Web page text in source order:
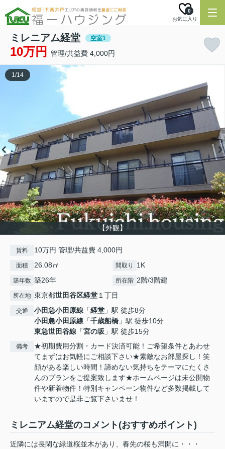
お気に入り
0
ミレニアム経堂 空室1
10万円 管理/共益費 4,000円
【外観】
1/14
賃料 10万円 管理/共益費 4,000円
面積 26.08㎡ 間取り 1K
築年数 築26年 所在階 2階/3階建
所在地 東京都世田谷区経堂１丁目
交通 小田急小田原線 「経堂 」駅 徒歩8分
小田急小田原線 「千歳船橋 」駅 徒歩10分
東急世田谷線 「宮の坂 」駅 徒歩15分
備考
★初期費用分割・カード決済可能！ご希望条件とあわせ
てまずはお気軽にご相談下さい★素敵なお部屋探し！笑
顔がある楽しい時間！諦めない気持ちをテーマにたくさ
んのプランをご提案致します★ホームページは未公開物
件や新着物件！特別キャンペーン物件など多数掲載して
いますので是非ご覧下さいませ！
ミレニアム経堂のコメント(おすすめポイント)
近隣には長閑な緑道桜並木があり、春先の桜も満開に・・・